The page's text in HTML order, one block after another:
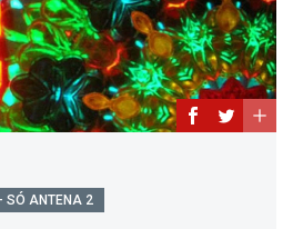
SÓ ANTENA 2